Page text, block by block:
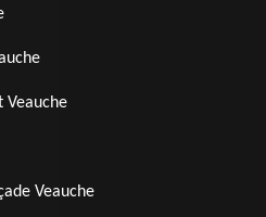
Veauche
Veauche